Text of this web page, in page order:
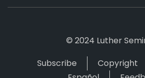
© 2024 Luther
Subscribe
Copyright